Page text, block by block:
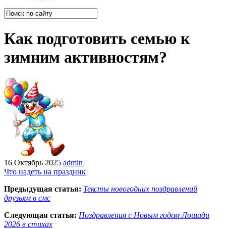
Как подготовить семью к
зимним активностям?
16 Октябрь 2025 admin
Что надеть на праздник
Предыдущая статья: Тексты новогодних поздравлений
друзьям в смс
Следующая статья: Поздравления с Новым годом Лошади
2026 в стихах